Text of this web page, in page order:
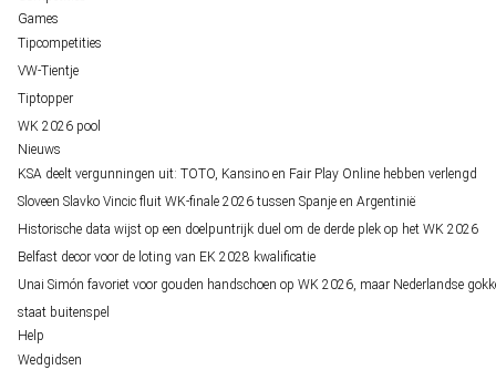
Games
Tipcompetities
VW-Tientje
Tiptopper
WK 2026 pool
Nieuws
KSA deelt vergunningen uit: TOTO, Kansino en Fair Play Online hebben verlengd
Sloveen Slavko Vincic fluit WK-finale 2026 tussen Spanje en Argentinië
Historische data wijst op een doelpuntrijk duel om de derde plek op het WK 2026
Belfast decor voor de loting van EK 2028 kwalificatie
Unai Simón favoriet voor gouden handschoen op WK 2026, maar Nederlandse
staat buitenspel
Help
Wedgidsen